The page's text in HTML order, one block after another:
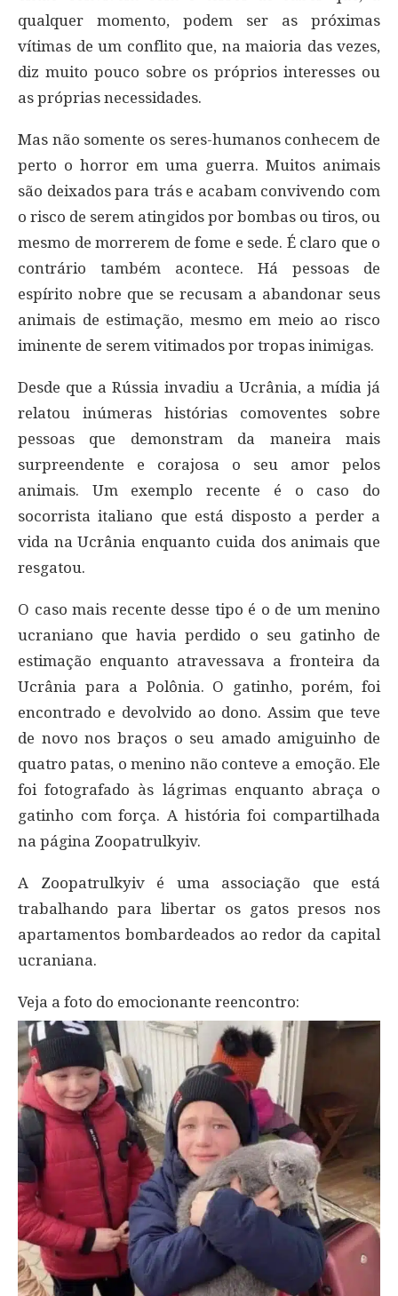
qualquer momento, podem ser as próximas
vítimas de um conflito que, na maioria das vezes,
diz muito pouco sobre os próprios interesses ou
as próprias necessidades.
Mas não somente os seres-humanos conhecem de
perto o horror em uma guerra. Muitos animais
são deixados para trás e acabam convivendo com
o risco de serem atingidos por bombas ou tiros, ou
mesmo de morrerem de fome e sede. É claro que o
contrário também acontece. Há pessoas de
espírito nobre que se recusam a abandonar seus
animais de estimação, mesmo em meio ao risco
iminente de serem vitimados por tropas inimigas.
Desde que a Rússia invadiu a Ucrânia, a mídia já
relatou inúmeras histórias comoventes sobre
pessoas que demonstram da maneira mais
surpreendente e corajosa o seu amor pelos
animais. Um exemplo recente é o caso do
socorrista italiano que está disposto a perder a
vida na Ucrânia enquanto cuida dos animais que
resgatou.
O caso mais recente desse tipo é o de um menino
ucraniano que havia perdido o seu gatinho de
estimação enquanto atravessava a fronteira da
Ucrânia para a Polônia. O gatinho, porém, foi
encontrado e devolvido ao dono. Assim que teve
de novo nos braços o seu amado amiguinho de
quatro patas, o menino não conteve a emoção. Ele
foi fotografado às lágrimas enquanto abraça o
gatinho com força. A história foi compartilhada
na página Zoopatrulkyiv.
A Zoopatrulkyiv é uma associação que está
trabalhando para libertar os gatos presos nos
apartamentos bombardeados ao redor da capital
ucraniana.
Veja a foto do emocionante reencontro: